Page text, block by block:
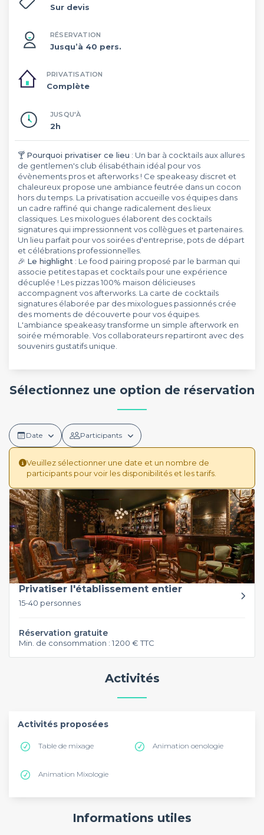
Sur devis
RÉSERVATION
Jusqu’à 40 pers.
PRIVATISATION
Complète
JUSQU'À
2h
🍸 Pourquoi privatiser ce lieu : Un bar à cocktails aux allures
de gentlemen's club élisabéthain idéal pour vos
évènements pros et afterworks ! Ce speakeasy discret et
chaleureux propose une ambiance feutrée dans un cocon
hors du temps. La privatisation accueille vos équipes dans
un cadre raffiné qui change radicalement des lieux
classiques. Les mixologues élaborent des cocktails
signatures qui impressionnent vos collègues et partenaires.
Un lieu parfait pour vos soirées d'entreprise, pots de départ
et célébrations professionnelles.
🎉 Le highlight : Le food pairing proposé par le barman qui
associe petites tapas et cocktails pour une expérience
décuplée ! Les pizzas 100% maison délicieuses
accompagnent vos afterworks. La carte de cocktails
signatures élaborée par des mixologues passionnés crée
des moments de découverte pour vos équipes.
L'ambiance speakeasy transforme un simple afterwork en
soirée mémorable. Vos collaborateurs repartiront avec des
souvenirs gustatifs unique.
Sélectionnez une option de réservation
Date Participants
Veuillez sélectionner une date et un nombre de
participants pour voir les disponibilités et les tarifs.
Privatiser l'établissement entier
15-40 personnes
Réservation gratuite
Min. de consommation : 1 200 € TTC
Activités
Activités proposées
Table de mixage Animation oenologie
Animation Mixologie
Informations utiles